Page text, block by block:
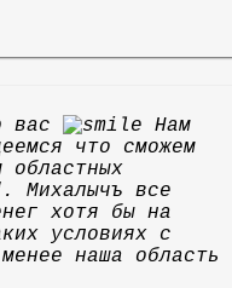
вас
Нам
что сможем
Михалычъ все
хотя бы на
условиях с
наша область